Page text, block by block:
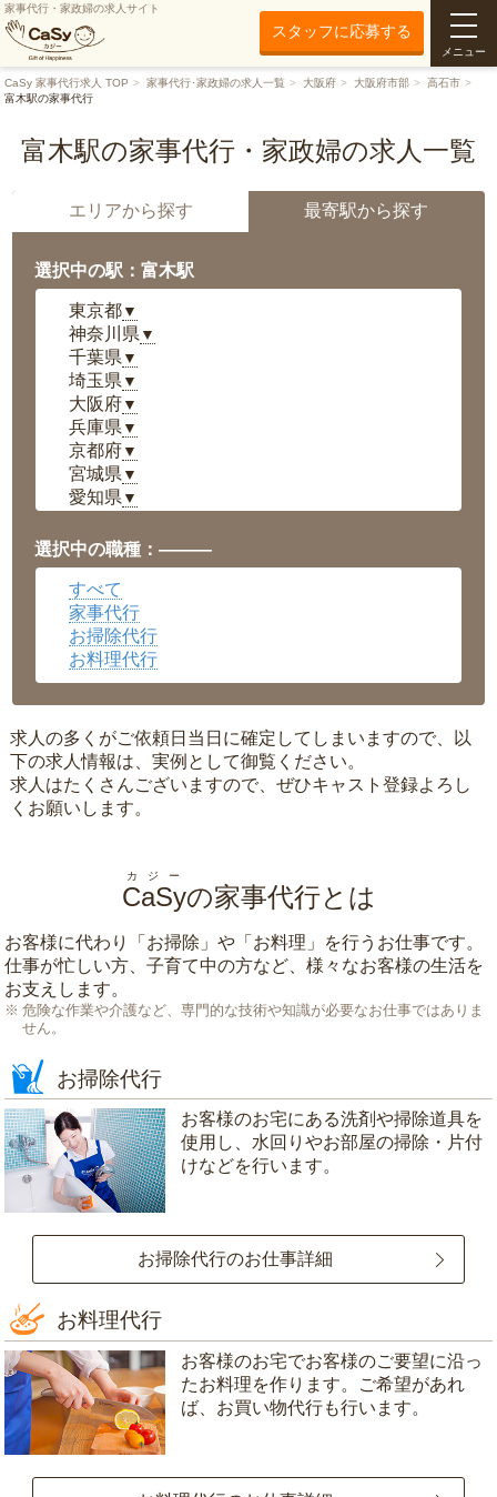
家事代行・家政婦の求人サイト
スタッフに応募する
メニュー
CaSy 家事代行求人 TOP 家事代行･家政婦の求人一覧 大阪府 大阪府市部
高石市
富木駅の家事代行
富木駅の家事代行・家政婦の求人一覧
エリアから探す 最寄駅から探す
選択中の駅：富木駅
東京都▼
神奈川県 ▼
千葉県 ▼
埼玉県 ▼
大阪府▼
兵庫県 ▼
京都府▼
宮城県 ▼
愛知県 ▼
岡山県▼
広島県▼
沖縄県
選択中の職種：———
すべて
家事代行
お掃除代行
お料理代行
求人の多くがご依頼日当日に確定してしまいますので、以
下の求人情報は、実例として御覧ください。
求人はたくさんございますので、ぜひキャスト登録よろし
くお願いします。
CaSy
カジー
の家事代行とは
お客様に代わり「 お掃除 」や「 お料理 」を行うお仕事です。
仕事が忙しい方、子育て中の方など、様々なお客様の生活を
お支えします。
危険な作業や介護など、専門的な技術や知識が必要なお仕事ではありま
せん。
お掃除代行
お客様のお宅にある洗剤や掃除道具を
使用し、水回りやお部屋の掃除・片付
けなどを行います。
お掃除代行のお仕事詳細
お料理代行
お客様のお宅でお客様のご要望に沿っ
たお料理を作ります。ご希望があれ
ば、お買い物代行も行います。